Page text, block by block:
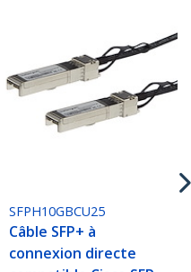
SFPH10GBCU25
Câble SFP+ à
connexion directe